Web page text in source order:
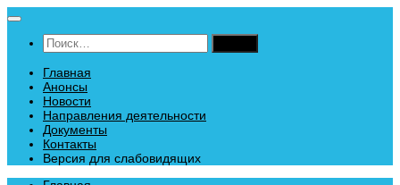
Перейти
содержимому
Найти:
Главная
Анонсы
Новости
Направления деятельности
Документы
Контакты
Версия для слабовидящих